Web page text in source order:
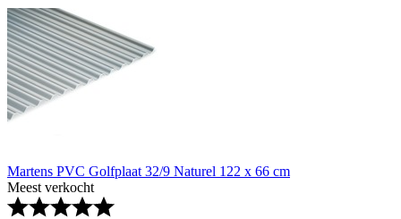
Martens PVC Golfplaat 32/9 Naturel 122 x 66 cm
Meest verkocht